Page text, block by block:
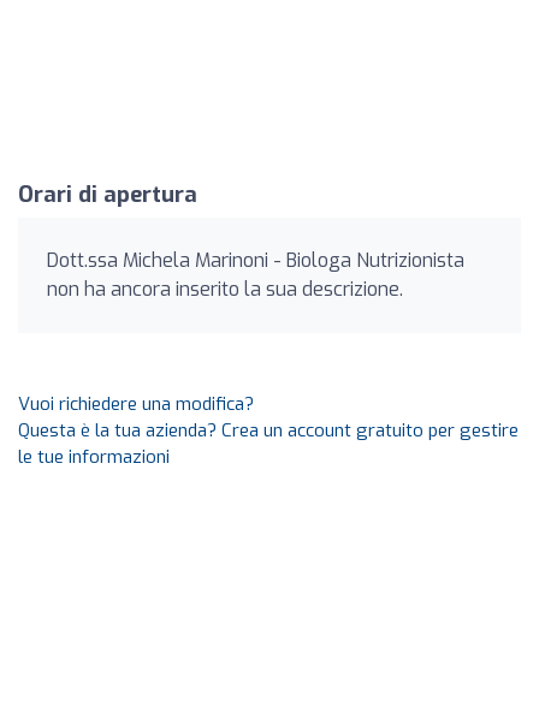
Orari di apertura
Dott.ssa Michela Marinoni - Biologa Nutrizionista
non ha ancora inserito la sua descrizione.
Vuoi richiedere una modifica?
Questa è la tua azienda? Crea un account gratuito per gestire
le tue informazioni